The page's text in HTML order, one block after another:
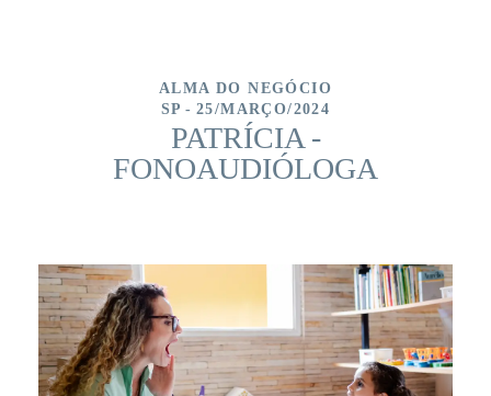
ALMA DO NEGÓCIO
SP
25/MARÇO/2024
PATRÍCIA -
FONOAUDIÓLOGA